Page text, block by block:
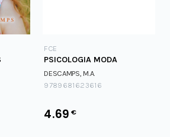
FCE
PSICOLOGIA MODA
DESCAMPS, M.A.
9789681623616
4.69 €